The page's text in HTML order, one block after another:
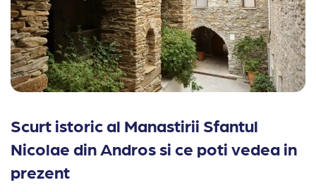
Scurt istoric al Manastirii Sfantul
Nicolae din Andros si ce poti vedea in
prezent